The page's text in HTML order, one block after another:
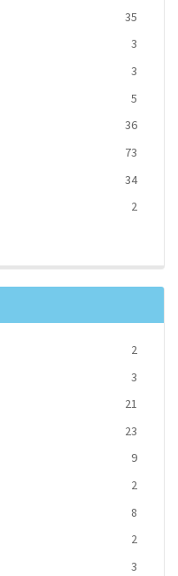
35
3
3
5
36
73
34
2
2
3
21
23
9
2
8
2
3